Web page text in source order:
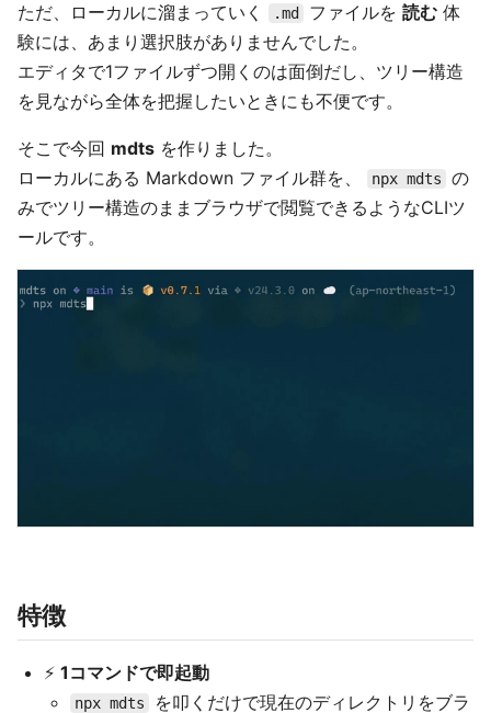
ただ、ローカルに溜まっていく .md ファイルを 読む 体
験には、あまり選択肢がありませんでした。
エディタで1ファイルずつ開くのは面倒だし、ツリー構造
を見ながら全体を把握したいときにも不便です。
そこで今回 mdts を作りました。
ローカルにある Markdown ファイル群を、
npx mdts
の
みでツリー構造のままブラウザで閲覧できるようなCLIツ
ールです。
特徴
⚡ 1コマンドで即起動
npx mdts
を叩くだけで現在のディレクトリをブラ